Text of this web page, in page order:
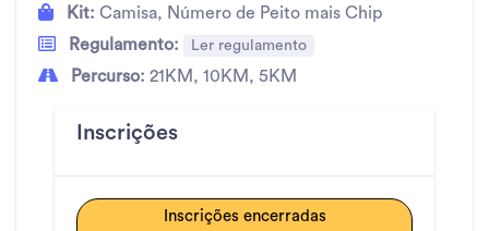
Kit: Camisa, Número de Peito mais Chip
Regulamento:
Ler regulamento
Percurso: 21KM, 10KM, 5KM
Inscrições
Inscrições encerradas